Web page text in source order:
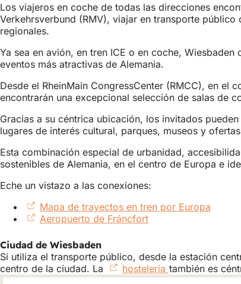
Los viajeros en coche de todas las direcciones
Verkehrsverbund (RMV), viajar en transporte
regionales.
Ya sea en avión, en tren ICE o en coche,
eventos más atractivas de Alemania.
Desde el RheinMain CongressCenter (RMCC), en
encontrarán una excepcional selección de salas de
Gracias a su céntrica ubicación, los invitados
lugares de interés cultural, parques, museos y
Esta combinación especial de urbanidad,
sostenibles de Alemania, en el centro de Europa e
Eche un vistazo a las conexiones:
Mapa de trayectos en tren por Europa
nueva
Aeropuerto de Fráncfort(Se
una
nueva
pestaña)
Ciudad de Wiesbaden
Si utiliza el transporte público, desde la estación
centro de la ciudad. La
hostelería (Se
abre
también es